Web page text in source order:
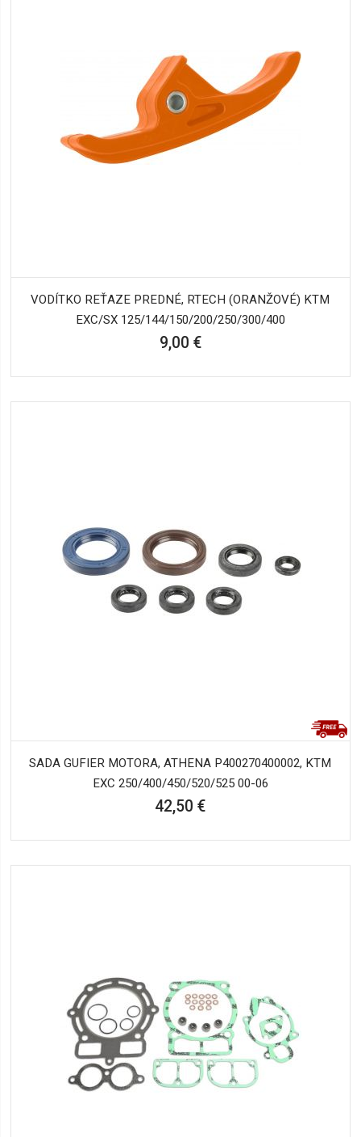
VODÍTKO REŤAZE PREDNÉ, RTECH (ORANŽOVÉ) KTM
EXC/SX 125/144/150/200/250/300/400
9,00 €
SADA GUFIER MOTORA, ATHENA P400270400002, KTM
EXC 250/400/450/520/525 00-06
42,50 €